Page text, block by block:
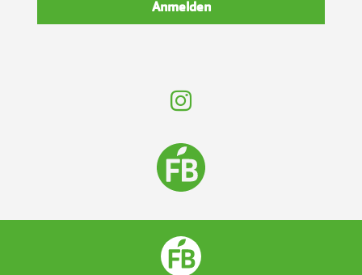
Anmelden